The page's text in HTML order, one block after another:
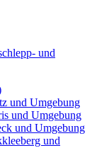
und
und Umgebung
und Umgebung
und Umgebung
und